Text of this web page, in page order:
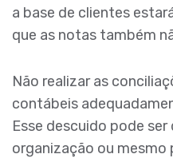
a base de clientes
que as notas também
Não realizar as
contábeis
Esse descuido pode
organização ou mesmo